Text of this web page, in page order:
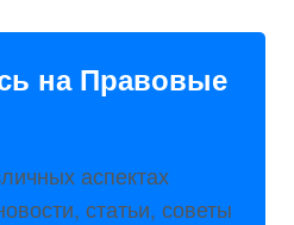
на Правовые
аспектах
статьи, советы